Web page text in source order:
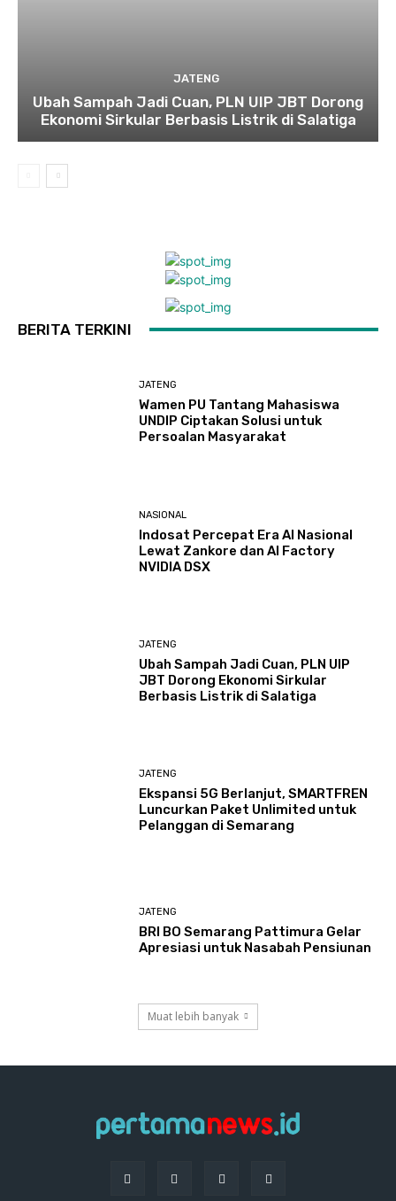
JATENG
Ubah Sampah Jadi Cuan, PLN UIP JBT Dorong
Ekonomi Sirkular Berbasis Listrik di Salatiga
BERITA TERKINI
JATENG
Wamen PU Tantang Mahasiswa
UNDIP Ciptakan Solusi untuk
Persoalan Masyarakat
NASIONAL
Indosat Percepat Era AI Nasional
Lewat Zankore dan AI Factory
NVIDIA DSX
JATENG
Ubah Sampah Jadi Cuan, PLN UIP
JBT Dorong Ekonomi Sirkular
Berbasis Listrik di Salatiga
JATENG
Ekspansi 5G Berlanjut, SMARTFREN
Luncurkan Paket Unlimited untuk
Pelanggan di Semarang
JATENG
BRI BO Semarang Pattimura Gelar
Apresiasi untuk Nasabah Pensiunan
Muat lebih banyak